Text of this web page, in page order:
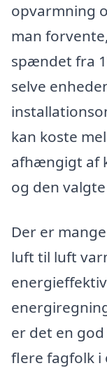
opvarmning
man
spændet fra
selve
kan koste
afhængigt af
og den
Der er
luft til luft
er det en
flere fagfolk i